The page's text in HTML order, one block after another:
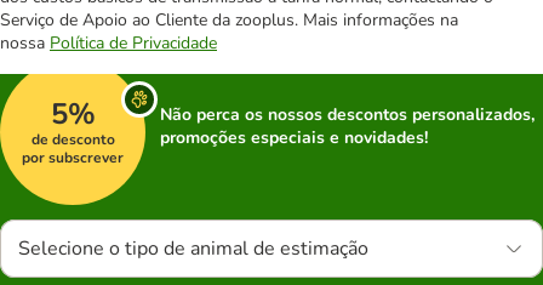
Serviço de Apoio ao Cliente da zooplus. Mais informações na
nossa Política de Privacidade
5%
de desconto
por subscrever
Não perca os nossos descontos personalizados,
promoções especiais e novidades!
Selecione o tipo de animal de estimação